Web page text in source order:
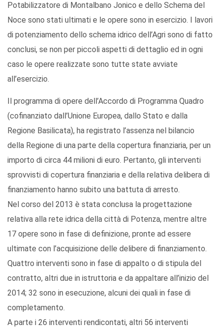
Potabilizzatore di Montalbano Jonico e dello Schema del
Noce sono stati ultimati e le opere sono in esercizio. I lavori
di potenziamento dello schema idrico dell’Agri sono di fatto
conclusi, se non per piccoli aspetti di dettaglio ed in ogni
caso le opere realizzate sono tutte state avviate
all’esercizio.
Il programma di opere dell’Accordo di Programma Quadro
(cofinanziato dall’Unione Europea, dallo Stato e dalla
Regione Basilicata), ha registrato l’assenza nel bilancio
della Regione di una parte della copertura finanziaria, per un
importo di circa 44 milioni di euro. Pertanto, gli interventi
sprovvisti di copertura finanziaria e della relativa delibera di
finanziamento hanno subito una battuta di arresto.
Nel corso del 2013 è stata conclusa la progettazione
relativa alla rete idrica della città di Potenza, mentre altre
17 opere sono in fase di definizione, pronte ad essere
ultimate con l’acquisizione delle delibere di finanziamento.
Quattro interventi sono in fase di appalto o di stipula del
contratto, altri due in istruttoria e da appaltare all’inizio del
2014; 32 sono in esecuzione, alcuni dei quali in fase di
completamento.
A parte i 26 interventi rendicontati, altri 56 interventi